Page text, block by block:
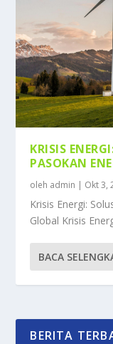
KRISIS
PASOKAN
oleh admin | Okt 3,
Krisis Energi:
Global Krisis
BACA
BERITA